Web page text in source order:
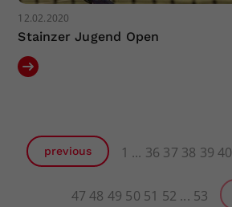
12.02.2020
Stainzer Jugend Open
previous 1 36 37 38 39 40
47 48 49 50 51 52 53